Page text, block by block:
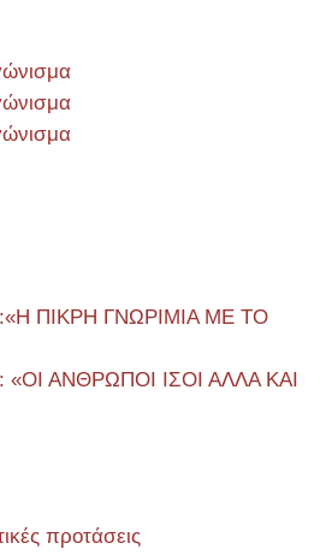
:«Η ΠΙΚΡΗ ΓΝΩΡΙΜΙΑ ΜΕ ΤΟ
: «ΟΙ ΑΝΘΡΩΠΟΙ ΙΣΟΙ ΑΛΛΑ ΚΑΙ
προτάσεις